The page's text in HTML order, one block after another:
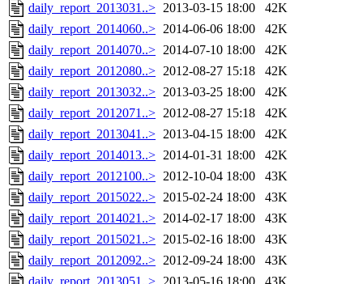
daily_report_2013031..> 2013-03-15 18:00
42K
daily_report_2014060..> 2014-06-06 18:00
42K
daily_report_2014070..> 2014-07-10 18:00
42K
daily_report_2012080..> 2012-08-27 15:18
42K
daily_report_2013032..> 2013-03-25 18:00
42K
daily_report_2012071..> 2012-08-27 15:18
42K
daily_report_2013041..> 2013-04-15 18:00
42K
daily_report_2014013..> 2014-01-31 18:00
42K
daily_report_2012100..> 2012-10-04 18:00
43K
daily_report_2015022..> 2015-02-24 18:00
43K
daily_report_2014021..> 2014-02-17 18:00
43K
daily_report_2015021..> 2015-02-16 18:00
43K
daily_report_2012092..> 2012-09-24 18:00
43K